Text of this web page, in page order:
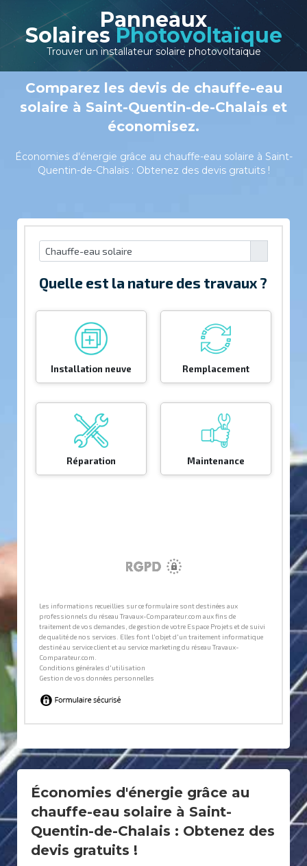
Panneaux
Solaires Photovoltaïque
Trouver un installateur solaire photovoltaïque
Comparez les devis de chauffe-eau
solaire à Saint-Quentin-de-Chalais et
économisez.
Économies d'énergie grâce au chauffe-eau solaire à Saint-
Quentin-de-Chalais : Obtenez des devis gratuits !
Économies d'énergie grâce au
chauffe-eau solaire à Saint-
Quentin-de-Chalais : Obtenez des
devis gratuits !